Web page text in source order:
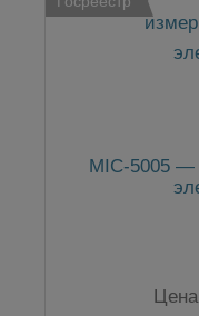
MIC-5005 —